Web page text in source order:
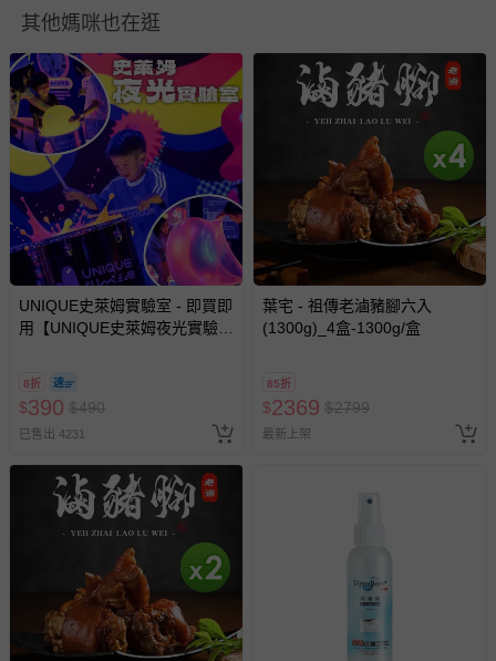
製造廠商或國內負責廠商地址：台北市中山區民生東路一段
食品業者登錄字號：A-127757268-00000-2
投保產品責任險字號：富邦產物0510字第19AML0000230號
健康食品字號/有機檢驗機構及證書字號：無
商品產地（國）：台灣
牛/豬肉產地（國）：台灣
過敏原：本產品含小麥、大豆及其製品
退換貨須知
您所購買的商品享有7天的鑑賞期／猶豫期權益，但此期間
並非試用期，您所退回的商品必須是未經使用的全新狀態，
如需退換貨，請於收到商品7天（含例假日內提出），如為
瑕疵退換貨所產生的運費，將由媽咪愛負責處理，若非瑕疵
並點選『我要退貨』即可進行申請。若有相關退貨問題，請
至媽咪愛LINE@客服ID: @mamilove
我們將依序為您處理
與服務，謝謝。
針對滿件折/滿額贈…等活動，如因部份退貨，而該訂單保
留商品未達活動門檻，將以原價計算，活動贈品亦需一併退
回。
其他媽咪也在逛
UNIQUE史萊姆實驗室 - 即買即
用【UNIQUE史萊姆夜光實驗室
訂單編號兌換，逾期作廢) (大
人小孩均一價(3歲以上需購票))
8折
$390 $490
已售出 4231
葉宅 - 祖傳老滷豬腳六入
(1300g)_4盒-1300g/盒
85折
$2369 $2799
最新上架